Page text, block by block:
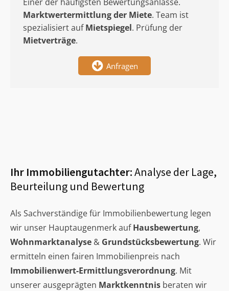
Marktwertermittlungder Miete. Team ist
spezialisiert aufMietspiegel. Prüfung der
Mietverträge.
Anfragen
Ihr Immobiliengutachter:Analyse der Lage,
Beurteilung und Bewertung
Als Sachverständige für Immobilienbewertung legen
wir unser Hauptaugenmerk aufHausbewertung,
Wohnmarktanalyse & Grundstücksbewertung. Wir
ermitteln einen fairen Immobilienpreis nach
Immobilienwert-Ermittlungsverordnung. Mit
unserer ausgeprägten Marktkenntnis beraten wir